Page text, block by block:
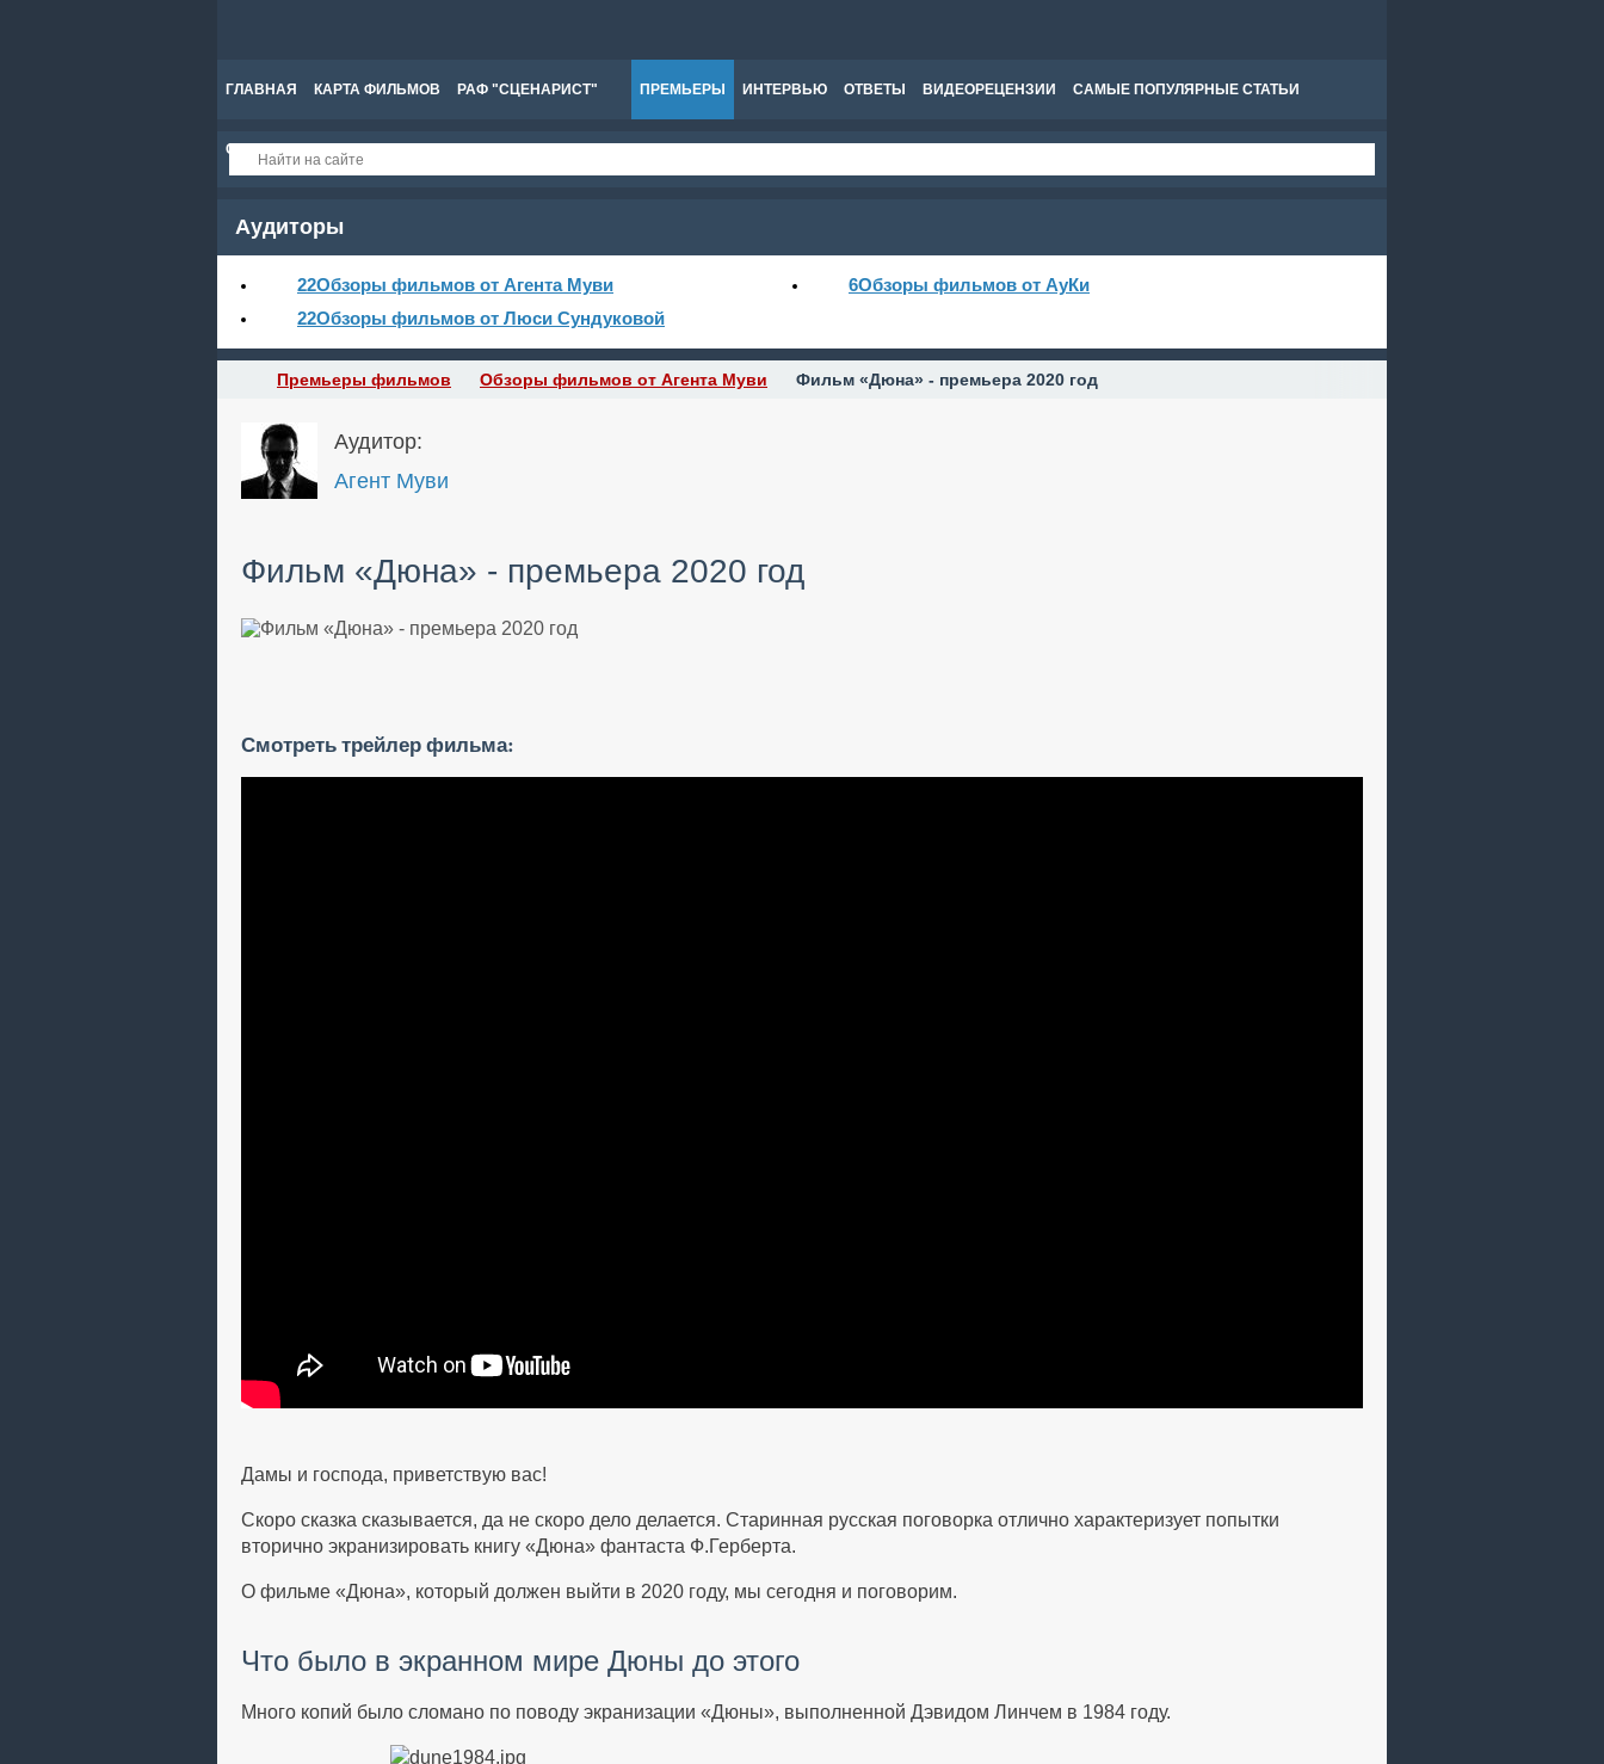
ГЛАВНАЯ КАРТА ФИЛЬМОВ РАФ "СЦЕНАРИСТ" ПРЕМЬЕРЫ ИНТЕРВЬЮ ОТВЕТЫ ВИДЕОРЕЦЕНЗИИ САМЫЕ ПОПУЛЯРНЫЕ СТАТЬИ
СПРАВКА
Аудиторы
22Обзоры фильмов от Агента Муви
22Обзоры фильмов от Люси Сундуковой
6Обзоры фильмов от АуКи
Премьеры фильмов Обзоры фильмов от Агента Муви Фильм «Дюна» - премьера 2020 год
Аудитор:
Агент Муви
Фильм «Дюна» - премьера 2020 год
Смотреть трейлер фильма:
Дамы и господа, приветствую вас!
Скоро сказка сказывается, да не скоро дело делается. Старинная русская поговорка отлично характеризует попытки
вторично экранизировать книгу «Дюна» фантаста Ф.Герберта.
О фильме «Дюна», который должен выйти в 2020 году, мы сегодня и поговорим.
Что было в экранном мире Дюны до этого
Много копий было сломано по поводу экранизации «Дюны», выполненной Дэвидом Линчем в 1984 году.